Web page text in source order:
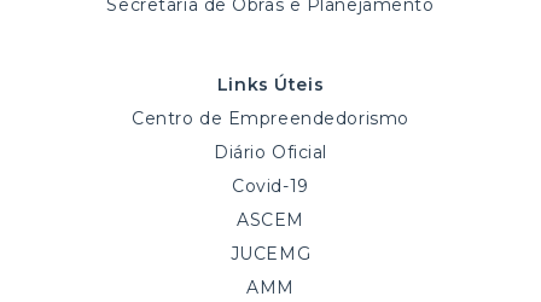
Secretaria de Obras e Planejamento
Links Úteis
Centro de Empreendedorismo
Diário Oficial
Covid-19
ASCEM
JUCEMG
AMM